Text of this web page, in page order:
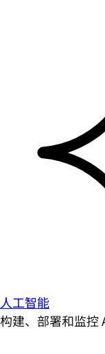
人工智能
构建、部署和监控